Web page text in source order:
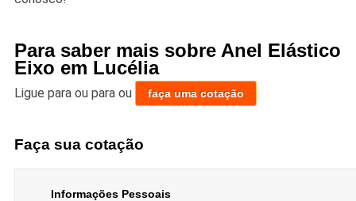
Para saber mais sobre Anel Elástico
Eixo em Lucélia
Ligue para ou para ou faça uma cotação
Faça sua cotação
Informações Pessoais